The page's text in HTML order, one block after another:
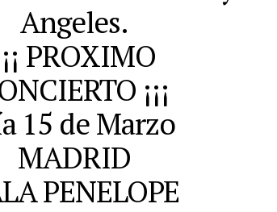
Angeles.
PROXIMO
¡¡¡
15 de Marzo
MADRID
PENELOPE